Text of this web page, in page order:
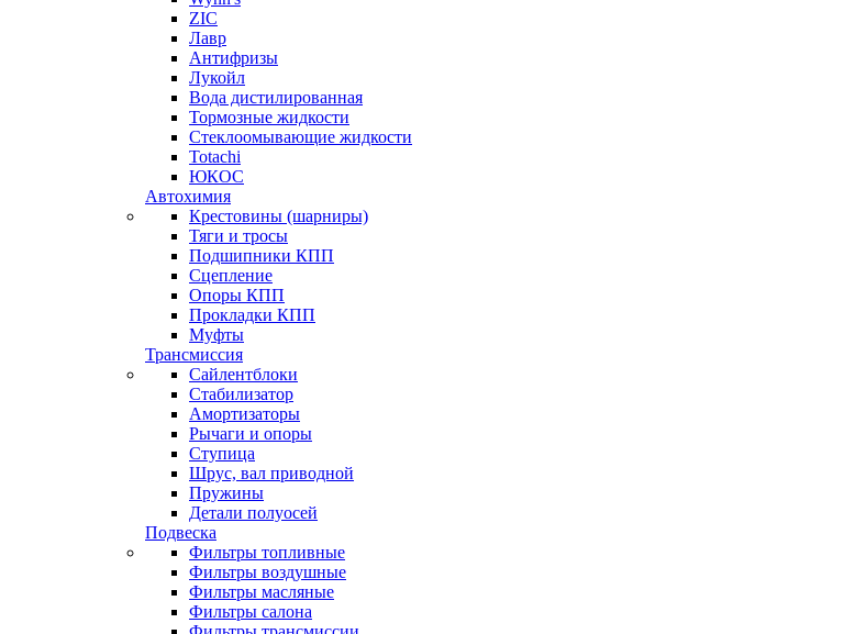
ZIC
Лавр
Антифризы
Лукойл
Вода дистилированная
Тормозные жидкости
Стеклоомывающие жидкости
Totachi
ЮКОС
Автохимия
Крестовины (шарниры)
Тяги и тросы
Подшипники КПП
Сцепление
Опоры КПП
Прокладки КПП
Муфты
Трансмиссия
Сайлентблоки
Стабилизатор
Амортизаторы
Рычаги и опоры
Ступица
Шрус, вал приводной
Пружины
Детали полуосей
Подвеска
Фильтры топливные
Фильтры воздушные
Фильтры масляные
Фильтры салона